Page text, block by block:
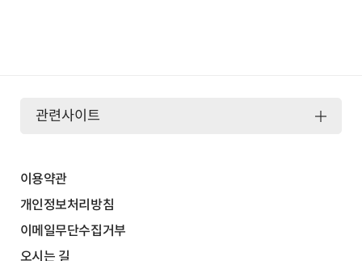
이용약관
개인정보처리방침
이메일무단수집거부
오시는 길
관련사이트